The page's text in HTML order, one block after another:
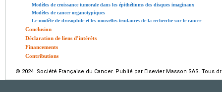
Modèles de croissance tumorale dans les épithéliums des disques imaginaux
Modèles de cancer organotypiques
Le modèle de drosophile et les nouvelles tendances de la recherche sur le cancer
Conclusion
Déclaration de liens d’intérêts
Financements
Contributions
© 2024 Société Française du Cancer. Publié par Elsevier Masson SAS. Tous